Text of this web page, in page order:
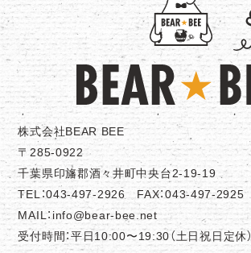
株式会社BEAR BEE
〒285-0922
千葉県印旛郡酒々井町中央台2-19-19
TEL：043-497-2926 FAX：043-497-2925
MAIL：info@bear-bee.net
受付時間：平日10:00〜19:30（土日祝日定休）